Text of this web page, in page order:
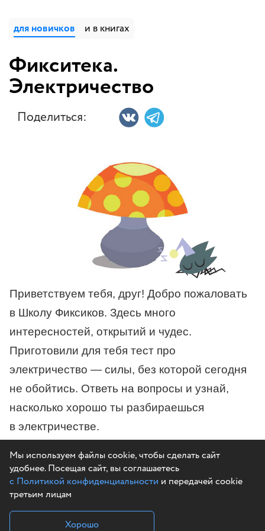
для новичков и в книгах
Фикситека.
Электричество
Поделиться:
Приветствуем тебя, друг! Добро пожаловать
в Школу Фиксиков. Здесь много
интересностей, открытий и чудес.
Приготовили для тебя тест про
электричество — силы, без которой сегодня
не обойтись. Ответь на вопросы и узнай,
насколько хорошо ты разбираешься
в электричестве.
Мы используем файлы cookie, чтобы сделать сайт
удобнее. Посещая сайт, вы соглашаетесь
с Политикой конфиденциальности и передачей cookie
третьим лицам
Хорошо